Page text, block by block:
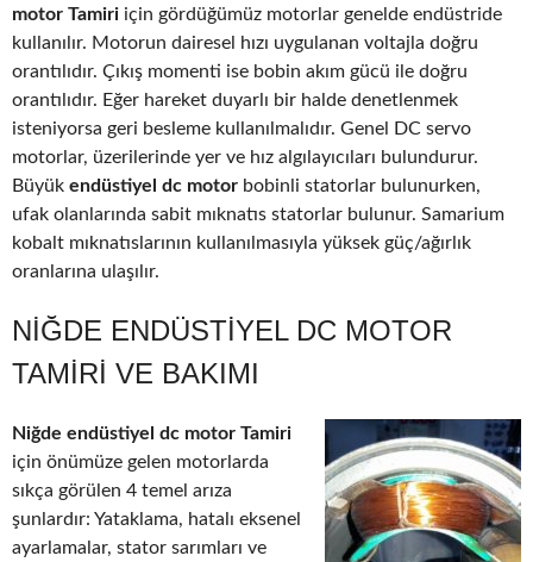
motor Tamiri için gördüğümüz motorlar genelde endüstride
kullanılır. Motorun dairesel hızı uygulanan voltajla doğru
orantılıdır. Çıkış momenti ise bobin akım gücü ile doğru
orantılıdır. Eğer hareket duyarlı bir halde denetlenmek
isteniyorsa geri besleme kullanılmalıdır. Genel DC servo
motorlar, üzerilerinde yer ve hız algılayıcıları bulundurur.
Büyük endüstiyel dc motor bobinli statorlar bulunurken,
ufak olanlarında sabit mıknatıs statorlar bulunur. Samarium
kobalt mıknatıslarının kullanılmasıyla yüksek güç/ağırlık
oranlarına ulaşılır.
NIĞDE ENDÜSTIYEL DC MOTOR
TAMIRI VE BAKIMI
Niğde endüstiyel dc motor Tamiri
için önümüze gelen motorlarda
sıkça görülen 4 temel arıza
şunlardır: Yataklama, hatalı eksenel
ayarlamalar, stator sarımları ve